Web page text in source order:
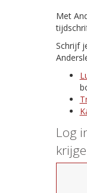
Met
Schrijf
Log